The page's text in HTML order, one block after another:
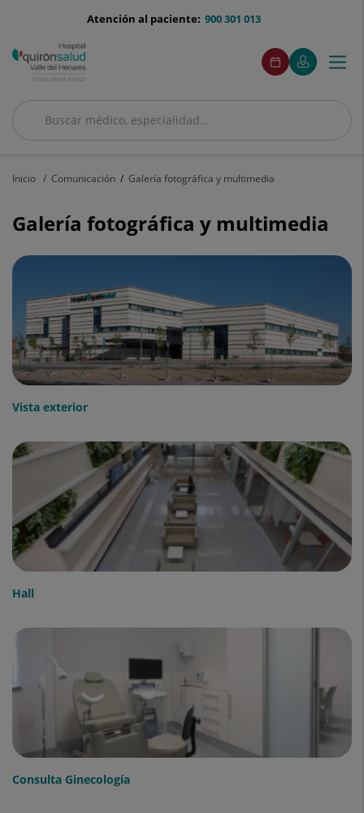
menu-
900 301 013
Atención al paciente:
Buscar
Buscar
menuAcceso
Pedir
cita
Este
enlace
se
en
Mi
Quirónsalud
Este
enlace
se
en
ventana
Menú
Inicio Comunicación Galería fotográfica y multimedia
Galería fotográfica y multimedia
Vista exterior
Hall
Consulta Ginecología